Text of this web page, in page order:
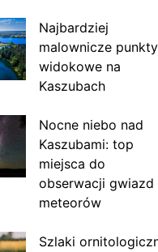
Najbardziej
malownicze punkty
widokowe na
Kaszubach
Nocne niebo nad
Kaszubami: top
miejsca do
obserwacji gwiazd
meteorów
Szlaki